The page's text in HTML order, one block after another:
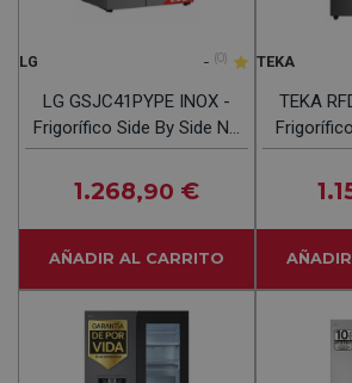
LG - (0)
LG GSJC41PYPE INOX -
Frigorífico Side By Side No
Frost
1.268,90 €
AÑADIR AL CARRITO
TEKA
TEKA